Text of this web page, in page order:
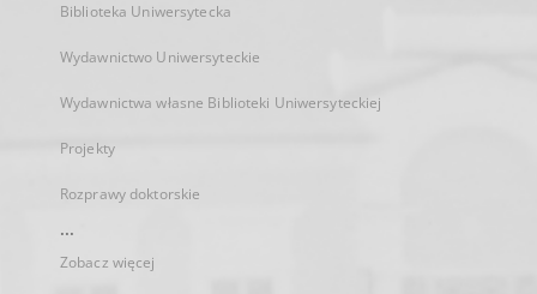
Biblioteka Uniwersytecka
Wydawnictwo Uniwersyteckie
Wydawnictwa własne Biblioteki Uniwersyteckiej
Projekty
Rozprawy doktorskie
...
Zobacz więcej